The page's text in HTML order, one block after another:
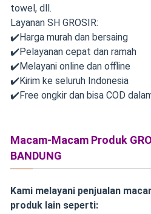
towel, dll.
Layanan SH GROSIR:
✔️Harga murah dan bersaing
✔️Pelayanan cepat dan ramah
✔️Melayani online dan offline
✔️Kirim ke seluruh Indonesia
✔️Free ongkir dan bisa COD
Macam-Macam Produk
BANDUNG
Kami melayani penjualan
produk lain seperti: